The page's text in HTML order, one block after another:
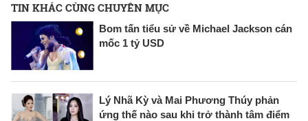
TIN KHÁC CÙNG CHUYÊN MỤC
Bom tấn tiểu sử về Michael Jackson cán
mốc 1 tỷ USD
Lý Nhã Kỳ và Mai Phương Thúy phản
ứng thế nào sau khi trở thành tâm điểm